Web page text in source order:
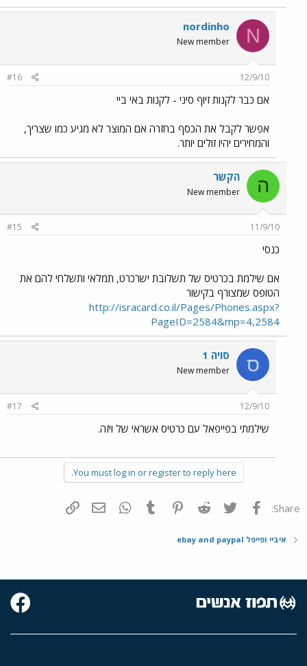
N
nordinho
New member
12/9/10
#16
אם כבר לקנות זיוף סיני - לקנות באי ביי
אפשר לקבל את הכסף בחזרה אם המוצר לא מגיע כמו שצריך,
והמחירים יהיו זולים יותר.
ה הקשר
New member
11/9/10
#15
כנסי
אם שילמת בכרטיס של תשלובת ישרכרט, תמלאי ותשלחי להם את
הטופס שמצורף בקישור
http://isracard.co.il/Pages/Phones.aspx?
PageID=2584&mp=4,2584
ס סויה 1
New member
12/9/10
#17
שילמתי בפייפאל עם כרטיס אשראי של ויזה.
You must log in or register to reply here.
Share: פייסבוק Twitter
Reddit
Pinterest
Tumblr
WhatsAppדואר אלקטרוני
איביי ופייפל ebay and paypal